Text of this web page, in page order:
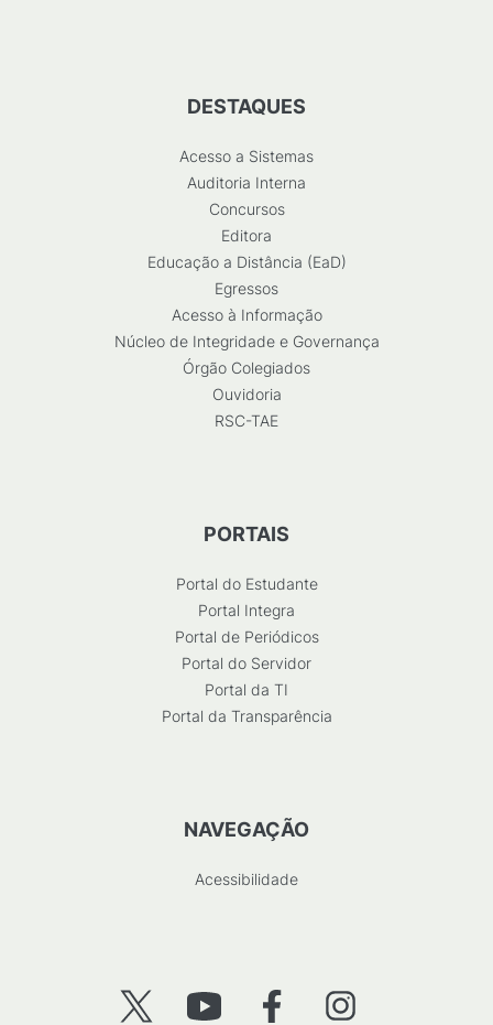
DESTAQUES
Acesso a Sistemas
Auditoria Interna
Concursos
Editora
Educação a Distância (EaD)
Egressos
Acesso à Informação
Núcleo de Integridade e Governança
Órgão Colegiados
Ouvidoria
RSC-TAE
PORTAIS
Portal do Estudante
Portal Integra
Portal de Periódicos
Portal do Servidor
Portal da TI
Portal da Transparência
NAVEGAÇÃO
Acessibilidade